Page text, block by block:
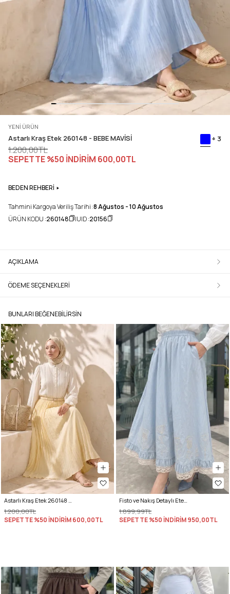
YENİ ÜRÜN
Astarlı Kraş Etek 260148 - BEBE MAVİSİ + 3
1.200,00TL
SEPETTE %50 İNDİRİM 600,00TL
BEDEN REHBERİ
Tahmini Kargoya Veriliş Tarihi :8 Ağustos - 10 Ağustos
ÜRÜN KODU :260148 UID :20156
AÇIKLAMA
ÖDEME SEÇENEKLERI
BUNLARI BEĞENEBILIRSIN
Astarlı Kraş Etek 260148 - TEREYAĞ SARISI
1.200,00TL
SEPETTE %50 İNDİRİM600,00TL
Fisto ve Nakış Detaylı Etek 2329 - BEBE MAVİSİ
1.899,99TL
SEPETTE %50 İNDİRİM950,00TL